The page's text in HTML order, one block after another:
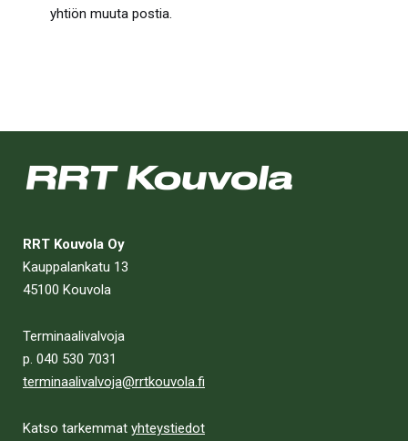
yhtiön muuta postia.
RRT Kouvola Oy
Kauppalankatu 13
45100 Kouvola
Terminaalivalvoja
p. 040 530 7031
terminaalivalvoja@rrtkouvola.fi
Katso tarkemmat yhteystiedot